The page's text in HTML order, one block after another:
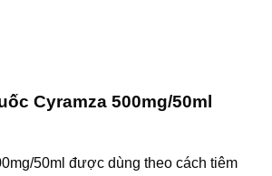
Cyramza 500mg/50ml
50ml được dùng theo cách tiêm